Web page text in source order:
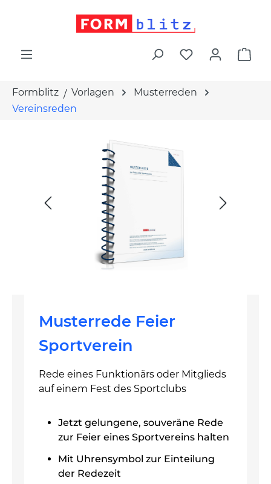
Formblitz Vorlagen
Musterreden
Vereinsreden
Musterrede Feier
Sportverein
Rede eines Funktionärs oder Mitglieds
auf einem Fest des Sportclubs
Jetzt gelungene, souveräne Rede
zur Feier eines Sportvereins halten
Mit Uhrensymbol zur Einteilung
der Redezeit